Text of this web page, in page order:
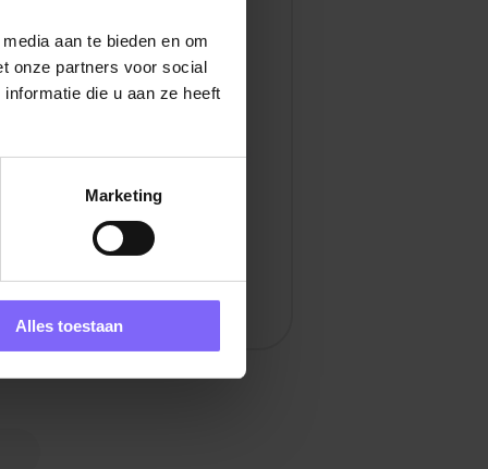
aan te bieden en om
onze partners voor social
die u aan ze heeft
Marketing
Alles toestaan